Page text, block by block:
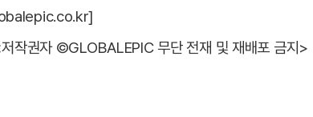
작권자 ©GLOBALEPIC 무단 전재 및 재배포 금지>